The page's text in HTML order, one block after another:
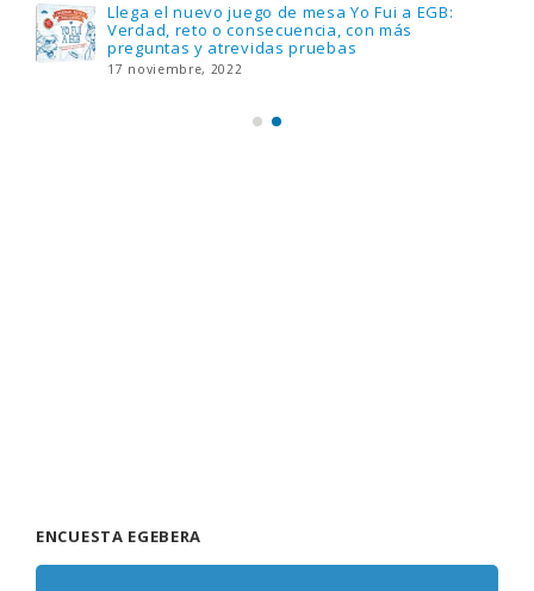
Llega el nuevo juego de mesa Yo Fui a EGB:
Verdad, reto o consecuencia, con más
preguntas y atrevidas pruebas
17 noviembre, 2022
ENCUESTA EGEBERA